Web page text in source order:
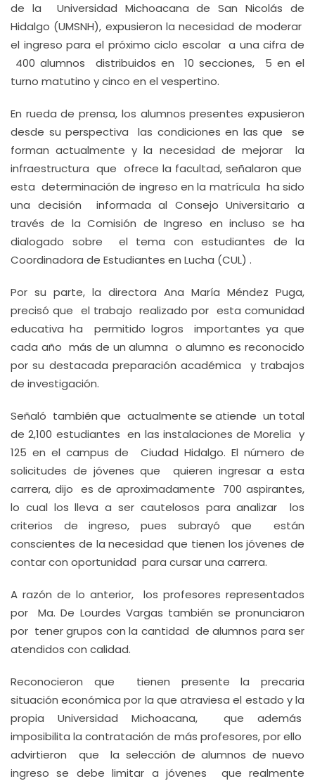
de la Universidad Michoacana de San Nicolás de
Hidalgo (UMSNH), expusieron la necesidad de moderar
el ingreso para el próximo ciclo escolar a una cifra de
400 alumnos distribuidos en 10 secciones, 5 en el
turno matutino y cinco en el vespertino.
En rueda de prensa, los alumnos presentes expusieron
desde su perspectiva las condiciones en las que se
forman actualmente y la necesidad de mejorar la
infraestructura que ofrece la facultad, señalaron que
esta determinación de ingreso en la matrícula ha sido
una decisión informada al Consejo Universitario a
través de la Comisión de Ingreso en incluso se ha
dialogado sobre el tema con estudiantes de la
Coordinadora de Estudiantes en Lucha (CUL) .
Por su parte, la directora Ana María Méndez Puga,
precisó que el trabajo realizado por esta comunidad
educativa ha permitido logros importantes ya que
cada año más de un alumna o alumno es reconocido
por su destacada preparación académica y trabajos
de investigación.
Señaló también que actualmente se atiende un total
de 2,100 estudiantes en las instalaciones de Morelia y
125 en el campus de Ciudad Hidalgo. El número de
solicitudes de jóvenes que quieren ingresar a esta
carrera, dijo es de aproximadamente 700 aspirantes,
lo cual los lleva a ser cautelosos para analizar los
criterios de ingreso, pues subrayó que están
conscientes de la necesidad que tienen los jóvenes de
contar con oportunidad para cursar una carrera.
A razón de lo anterior, los profesores representados
por Ma. De Lourdes Vargas también se pronunciaron
por tener grupos con la cantidad de alumnos para ser
atendidos con calidad.
Reconocieron que tienen presente la precaria
situación económica por la que atraviesa el estado y la
propia Universidad Michoacana, que además
imposibilita la contratación de más profesores, por ello
advirtieron que la selección de alumnos de nuevo
ingreso se debe limitar a jóvenes que realmente